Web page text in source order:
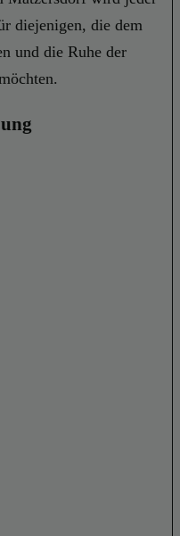
diejenigen, die dem
und die Ruhe der